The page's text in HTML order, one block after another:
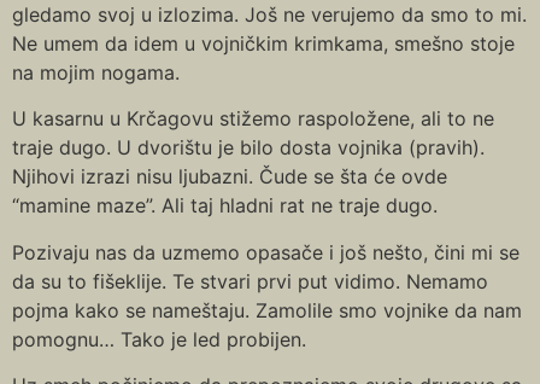
gledamo svoj u izlozima. Još ne verujemo da smo to mi.
Ne umem da idem u vojničkim krimkama, smešno stoje
na mojim nogama.
U kasarnu u Krčagovu stižemo raspoložene, ali to ne
traje dugo. U dvorištu je bilo dosta vojnika (pravih).
Njihovi izrazi nisu ljubazni. Čude se šta će ovde
“mamine maze”. Ali taj hladni rat ne traje dugo.
Pozivaju nas da uzmemo opasače i još nešto, čini mi se
da su to fišeklije. Te stvari prvi put vidimo. Nemamo
pojma kako se nameštaju. Zamolile smo vojnike da nam
pomognu… Tako je led probijen.